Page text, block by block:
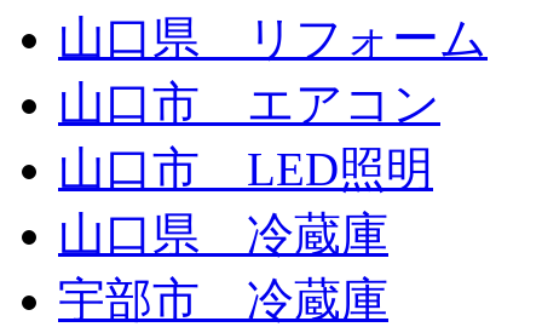
山口県 リフォーム
山口市 エアコン
山口市 LED照明
山口県 冷蔵庫
宇部市 冷蔵庫